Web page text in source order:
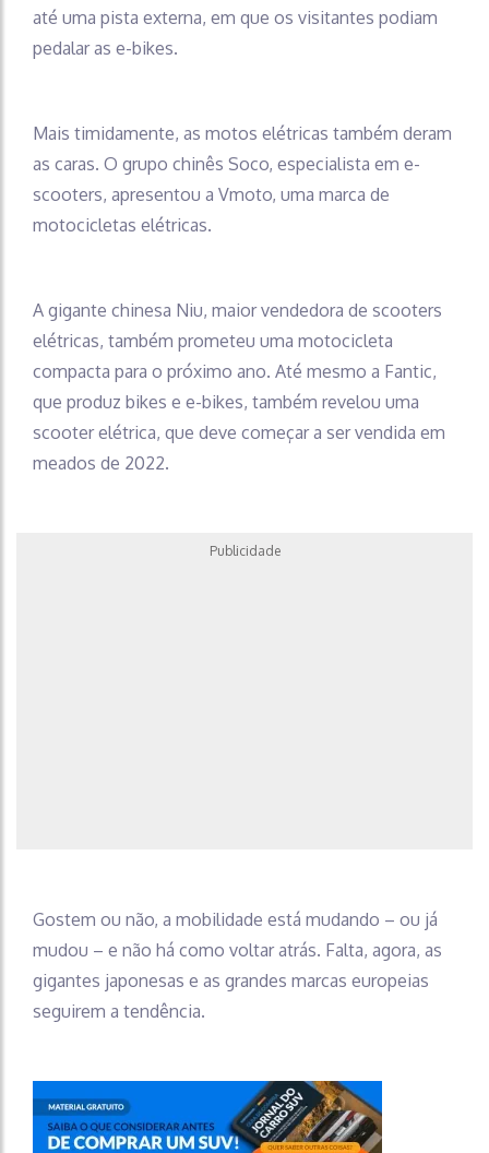
até uma pista externa, em que os visitantes podiam
pedalar as e-bikes.
Mais timidamente, as motos elétricas também deram
as caras. O grupo chinês Soco, especialista em e-
scooters, apresentou a Vmoto, uma marca de
motocicletas elétricas.
A gigante chinesa Niu, maior vendedora de scooters
elétricas, também prometeu uma motocicleta
compacta para o próximo ano. Até mesmo a Fantic,
que produz bikes e e-bikes, também revelou uma
scooter elétrica, que deve começar a ser vendida em
meados de 2022.
Publicidade
Gostem ou não, a mobilidade está mudando – ou já
mudou – e não há como voltar atrás. Falta, agora, as
gigantes japonesas e as grandes marcas europeias
seguirem a tendência.